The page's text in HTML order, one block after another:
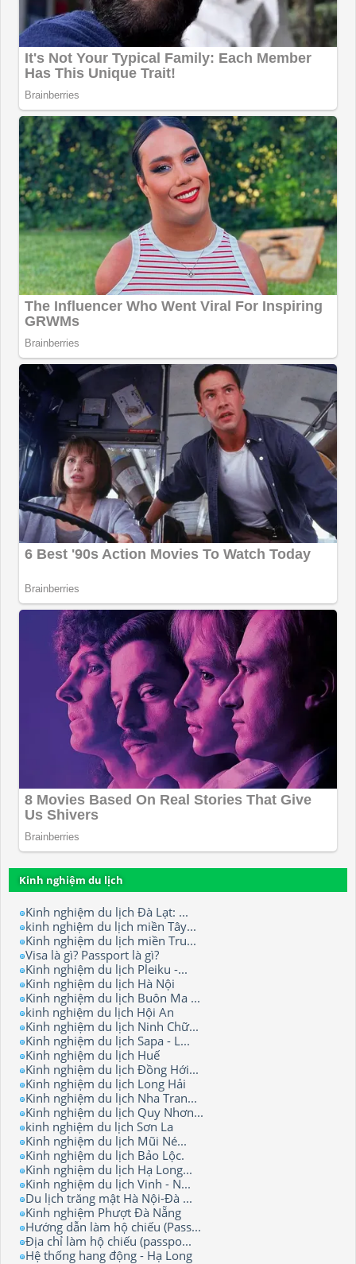
Kinh nghiệm du lịch
Kinh nghiệm du lịch Đà Lạt: ...
kinh nghiệm du lịch miền Tây...
Kinh nghiệm du lịch miền Tru...
Visa là gì? Passport là gì?
Kinh nghiệm du lịch Pleiku -...
Kinh nghiệm du lịch Hà Nội
Kinh nghiệm du lịch Buôn Ma ...
kinh nghiệm du lịch Hội An
Kinh nghiệm du lịch Ninh Chữ...
Kinh nghiệm du lịch Sapa - L...
Kinh nghiệm du lịch Huế
Kinh nghiệm du lịch Đồng Hới...
Kinh nghiệm du lịch Long Hải
Kinh nghiệm du lịch Nha Tran...
Kinh nghiệm du lịch Quy Nhơn...
kinh nghiệm du lịch Sơn La
Kinh nghiệm du lịch Mũi Né...
Kinh nghiệm du lịch Bảo Lộc.
Kinh nghiệm du lịch Hạ Long...
Kinh nghiệm du lịch Vinh - N...
Du lịch trăng mật Hà Nội-Đà ...
Kinh nghiệm Phượt Đà Nẵng
Hướng dẫn làm hộ chiếu (Pass...
Địa chỉ làm hộ chiếu (passpo...
Hệ thống hang động - Hạ Long